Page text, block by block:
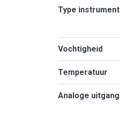
Type instrument
Vochtigheid
Temperatuur
Analoge uitgang